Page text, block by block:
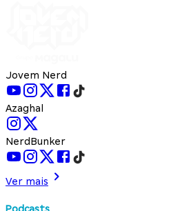
Jovem Nerd
Azaghal
NerdBunker
Ver mais